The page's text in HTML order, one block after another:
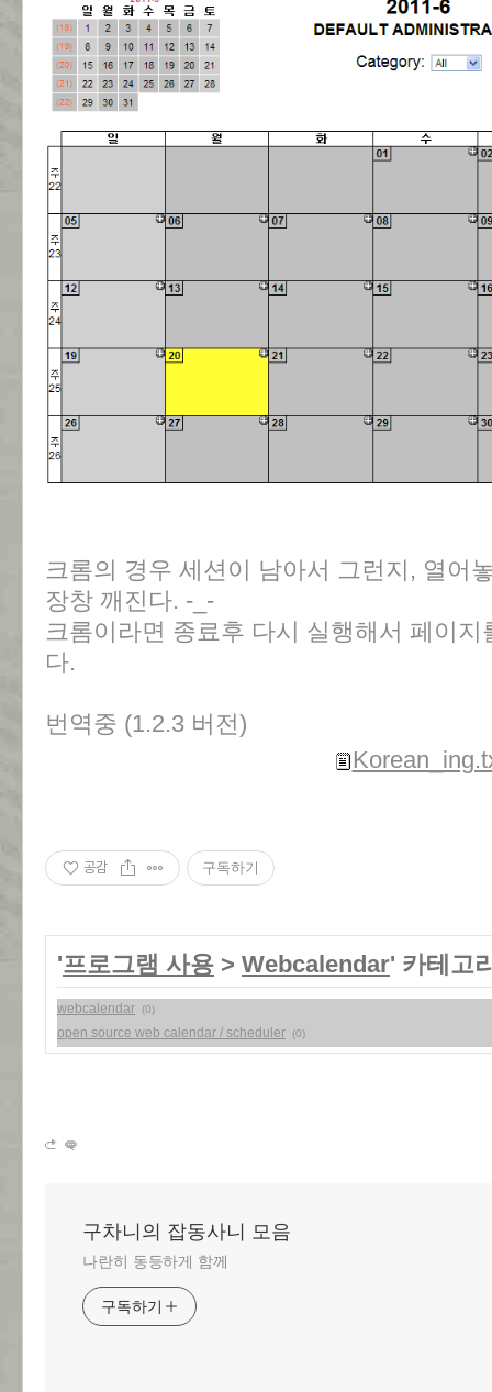
크롬의 경우 세션이 남아서 그런지, 열어
장창 깨진다. -_-
크롬이라면 종료후 다시 실행해서 페이
다.
번역중 (1.2.3 버전)
공감 구독하기
'프로그램 사용 > Webcalendar' 카테고
webcalendar (0)
open source web calendar / scheduler (0)
구차니의 잡동사니 모음
나란히 동등하게 함께
구독하기